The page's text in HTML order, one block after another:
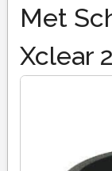
Met
Xclear